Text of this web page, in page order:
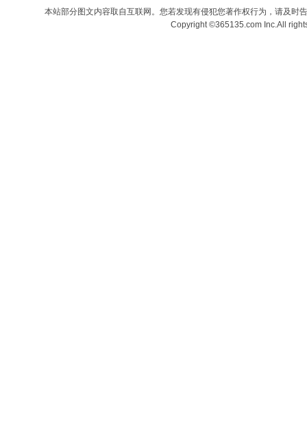
本站部分图文内容取自互联网。您若发现有侵犯您著作权行为，请及时
Copyright ©365135.com Inc.All